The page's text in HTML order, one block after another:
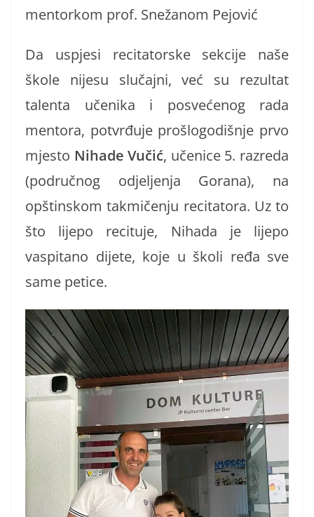
mentorkom prof. Snežanom Pejović
Da uspjesi recitatorske sekcije naše
škole nijesu slučajni, već su rezultat
talenta učenika i posvećenog rada
mentora, potvrđuje prošlogodišnje prvo
mjesto Nihade Vučić, učenice 5. razreda
(područnog odjeljenja Gorana), na
opštinskom takmičenju recitatora. Uz to
što lijepo recituje, Nihada je lijepo
vaspitano dijete, koje u školi ređa sve
same petice.